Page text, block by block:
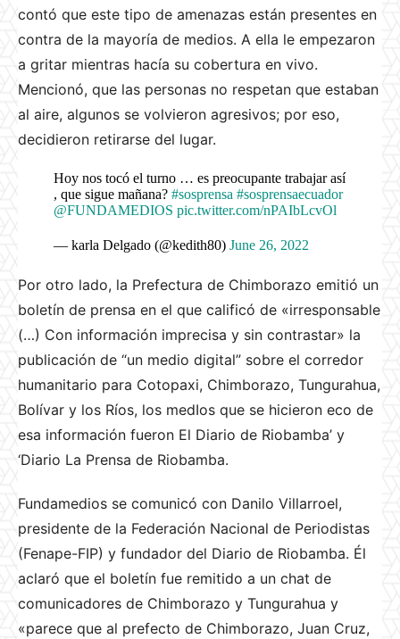
contó que este tipo de amenazas están presentes en
contra de la mayoría de medios. A ella le empezaron
a gritar mientras hacía su cobertura en vivo.
Mencionó, que las personas no respetan que estaban
al aire, algunos se volvieron agresivos; por eso,
decidieron retirarse del lugar.
Hoy nos tocó el turno … es preocupante trabajar así
, que sigue mañana? #sosprensa #sosprensaecuador
@FUNDAMEDIOS pic.twitter.com/nPAIbLcvOl
— karla Delgado (@kedith80) June 26, 2022
Por otro lado, la Prefectura de Chimborazo emitió un
boletín de prensa en el que calificó de «irresponsable
(…) Con información imprecisa y sin contrastar» la
publicación de “un medio digital” sobre el corredor
humanitario para Cotopaxi, Chimborazo, Tungurahua,
Bolívar y los Ríos, los medIos que se hicieron eco de
esa información fueron El Diario de Riobamba’ y
‘Diario La Prensa de Riobamba.
Fundamedios se comunicó con Danilo Villarroel,
presidente de la Federación Nacional de Periodistas
(Fenape-FIP) y fundador del Diario de Riobamba. Él
aclaró que el boletín fue remitido a un chat de
comunicadores de Chimborazo y Tungurahua y
«parece que al prefecto de Chimborazo, Juan Cruz,